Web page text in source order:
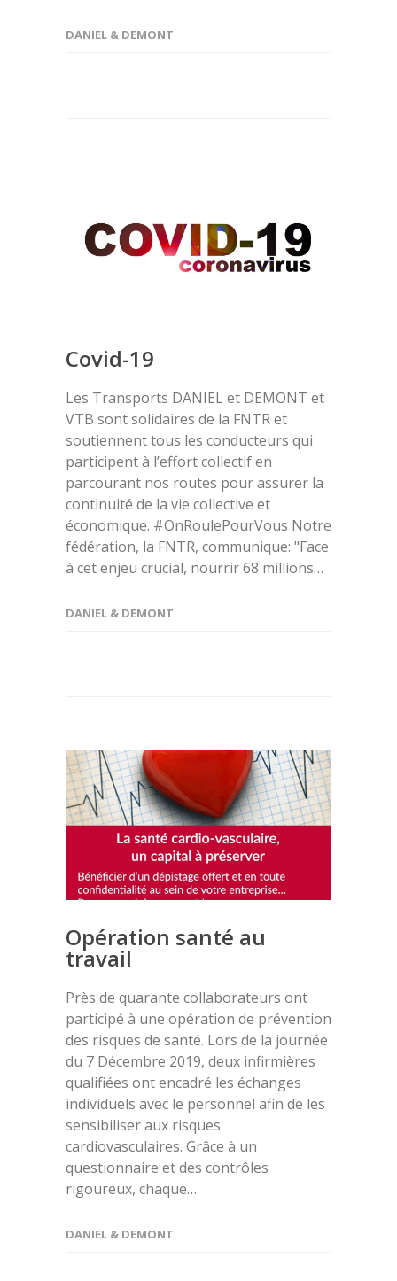
DANIEL & DEMONT
Covid-19
Les Transports DANIEL et DEMONT et
VTB sont solidaires de la FNTR et
soutiennent tous les conducteurs qui
participent à l’effort collectif en
parcourant nos routes pour assurer la
continuité de la vie collective et
économique. #OnRoulePourVous Notre
fédération, la FNTR, communique: "Face
à cet enjeu crucial, nourrir 68 millions…
DANIEL & DEMONT
Opération santé au
travail
Près de quarante collaborateurs ont
participé à une opération de prévention
des risques de santé. Lors de la journée
du 7 Décembre 2019, deux infirmières
qualifiées ont encadré les échanges
individuels avec le personnel afin de les
sensibiliser aux risques
cardiovasculaires. Grâce à un
questionnaire et des contrôles
rigoureux, chaque…
DANIEL & DEMONT